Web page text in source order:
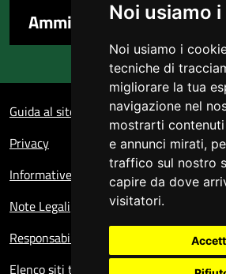
Noi usiamo
Noi usiamo i
tecniche di
migliorare la tua
navigazione nel
mostrarti
e annunci mirati,
traffico sul nostro
capire da dove
visitatori.
Amministrazione
Guida al sito
Privacy
Informative sul trattamento dei dati
Note Legali
Responsabile del sito
Elenco siti tematici